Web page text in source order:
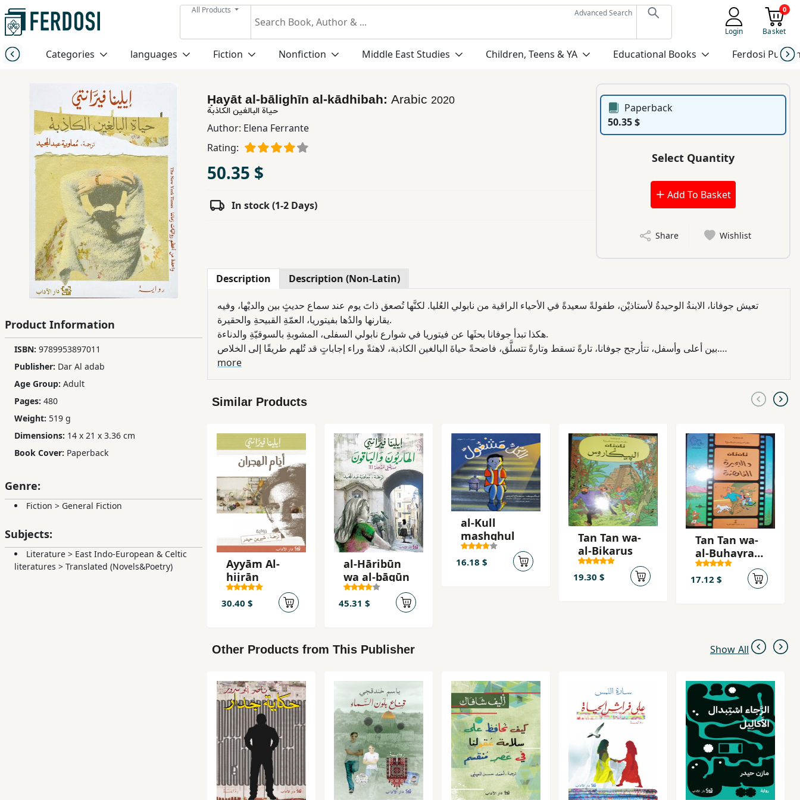
All Products
Advanced Search
Login
0
Basket
Categories languages Fiction Nonfiction Middle East Studies Children, Teens & YA Educational Books Ferdosi
Menu
Category
Fiction
Nonfiction
Studies
Children,
Teens
YA
Educational
Ferdosi
Publishing
Subscription
Product Information
ISBN: 9789953897011
Publisher: Dar Al adab
Age Group: Adult
Pages: 480
Weight: 519 g
Dimensions: 14 x 21 x 3.36 cm
Book Cover: Paperback
Genre:
Fiction > General Fiction
Subjects:
Literature > East Indo-European & Celtic
literatures > Translated (Novels&Poetry)
Ḥayāt al-bālighīn al-kādhibah: Arabic 2020
حياة البالغين الكاذبة
Author: Elena Ferrante
Rating:
50.35 $
In stock (1-2 Days)
Paperback
50.35 $
Select Quantity
Add To Basket
Share Wishlist
Description Description (Non-Latin)
تعيش جوفانا، الابنةُ الوحيدةُ لأستاذيْن، طفولةً سعيدةً في الأحياء الراقية من نابولي العُليا. لكنَّها تُصعق ذاتَ يوم عند سماع حديثٍ بين والديْها، وفيه
يقارنها والدُها بفيتوريا، العمّةِ القبيحةِ والحقيرة.
هكذا تبدأ جوفانا بحثَها عن فيتوريا في شوارع نابولي السفلى، المشوبةِ بالسوقيّةِ والدناءة.
بين أعلى وأسفل، تتأرجح جوفانا، تارةً تسقط وتارةً تتسلَّق، فاضحةً حياةَ البالغين الكاذبة، لاهثةً وراء إجاباتٍ قد تُلهم طريقًا إلى الخلاص.
إيلينا فيرانتي \\"ربَّما هي أفضلُ مَن كتب الروايات في زمننا هذا. أدبُها شفَّافٌ كالبلُّور، حكاياتُها غرائزيَّة وعميقة في آن واحد.
more
Similar Products
Ayyām Al-
hijrān
30.40 $
al-Hāribūn
wa al-bāqūn
45.31 $
al-Kull
mashghul
16.18 $
Tan Tan wa-
al-Bikarus
19.30 $
Tan Tan wa-
al-Buhayrah
al-ghamidah
17.12 $
Other Products from This Publisher Show All